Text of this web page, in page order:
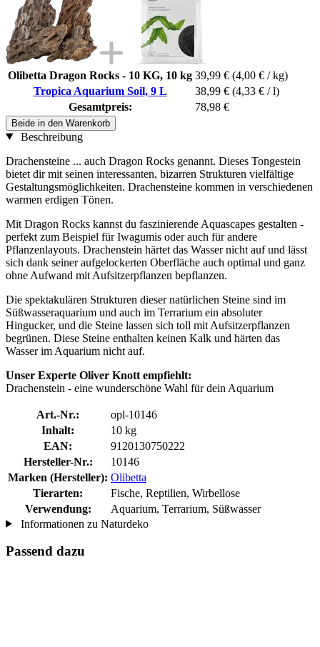
Olibetta Dragon Rocks - 10 KG, 10 kg 39,99 € (4,00 € / kg)
Tropica Aquarium Soil, 9 L
38,99 € (4,33 € / l)
Gesamtpreis:
78,98 €
Beide in den Warenkorb
Beschreibung
Drachensteine ... auch Dragon Rocks genannt. Dieses Tongestein
bietet dir mit seinen interessanten, bizarren Strukturen vielfältige
Gestaltungsmöglichkeiten. Drachensteine kommen in verschiedenen
warmen erdigen Tönen.
Mit Dragon Rocks kannst du faszinierende Aquascapes gestalten -
perfekt zum Beispiel für Iwagumis oder auch für andere
Pflanzenlayouts. Drachenstein härtet das Wasser nicht auf und lässt
sich dank seiner aufgelockerten Oberfläche auch optimal und ganz
ohne Aufwand mit Aufsitzerpflanzen bepflanzen.
Die spektakulären Strukturen dieser natürlichen Steine sind im
Süßwasseraquarium und auch im Terrarium ein absoluter
Hingucker, und die Steine lassen sich toll mit Aufsitzerpflanzen
begrünen. Diese Steine enthalten keinen Kalk und härten das
Wasser im Aquarium nicht auf.
Unser Experte Oliver Knott empfiehlt:
Drachenstein - eine wunderschöne Wahl für dein Aquarium
Art.-Nr.:
opl-10146
Inhalt:
10 kg
EAN:
9120130750222
Hersteller-Nr.:
10146
Marken (Hersteller): Olibetta
Tierarten:
Fische, Reptilien, Wirbellose
Verwendung:
Aquarium, Terrarium, Süßwasser
Informationen zu Naturdeko
Passend dazu